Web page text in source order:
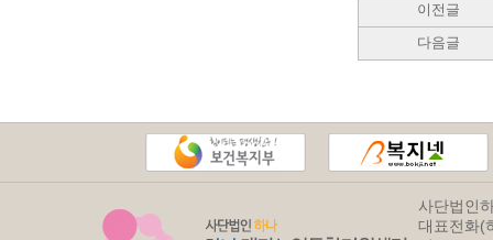
이전글
다음글
사단법인
대표전화(